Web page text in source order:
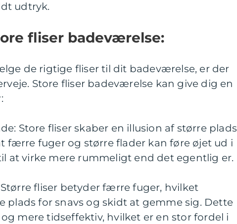
udtryk.
fliser badeværelse:
de rigtige fliser til dit badeværelse, er der
Store fliser badeværelse kan give dig en
Store fliser skaber en illusion af større plads
færre fuger og større flader kan føre øjet ud i
at virke mere rummeligt end det egentlig er.
fliser betyder færre fuger, hvilket
plads for snavs og skidt at gemme sig. Dette
mere tidseffektiv, hvilket er en stor fordel i